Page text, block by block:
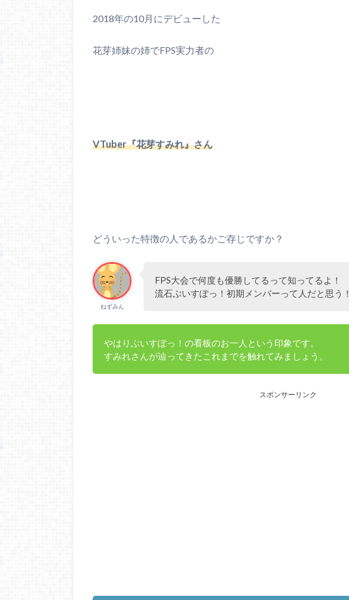
2018年の10月にデビューした
花芽姉妹の姉でFPS実力者の
VTuber『花芽すみれ』さん
どういった特徴の人であるかご存じですか？
ねずみん
FPS大会で何度も優勝してるって知ってるよ！
流石ぶいすぽっ！初期メンバーって人だと思う！
やはりぶいすぽっ！の看板のお一人という印象です。
すみれさんが辿ってきたこれまでを触れてみましょう。
スポンサーリンク